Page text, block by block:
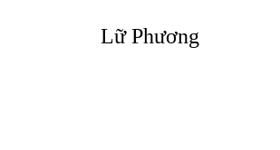
Lữ Phương